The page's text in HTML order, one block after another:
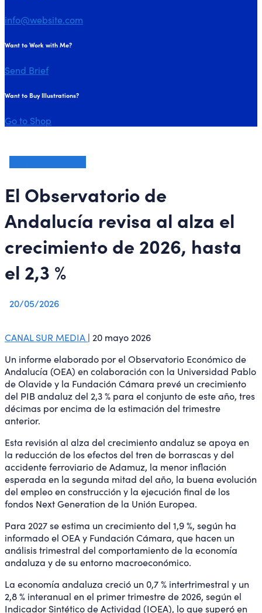
info@website.com
Want to Work with Me?
Send Brief
Want to Buy Illustrations?
Go to Shop
El Observatorio de
Andalucía revisa al alza el
crecimiento de 2026, hasta
el 2,3 %
20/05/2026
CANAL SUR MEDIA | 20 mayo 2026
Un informe elaborado por el Observatorio Económico de
Andalucía (OEA) en colaboración con la Universidad Pablo
de Olavide y la Fundación Cámara prevé un crecimiento
del PIB andaluz del 2,3 % para el conjunto de este año, tres
décimas por encima de la estimación del trimestre
anterior.
Esta revisión al alza del crecimiento andaluz se apoya en
la reducción de los efectos del tren de borrascas y del
accidente ferroviario de Adamuz, la menor inflación
esperada en la segunda mitad del año, la buena evolución
del empleo en construcción y la ejecución final de los
fondos Next Generation de la Unión Europea.
Para 2027 se estima un crecimiento del 1,9 %, según ha
informado el OEA y Fundación Cámara, que hacen un
análisis trimestral del comportamiento de la economía
andaluza y de su entorno macroeconómico.
La economía andaluza creció un 0,7 % intertrimestral y un
2,8 % interanual en el primer trimestre de 2026, según el
Indicador Sintético de Actividad (IOEA), lo que superó en